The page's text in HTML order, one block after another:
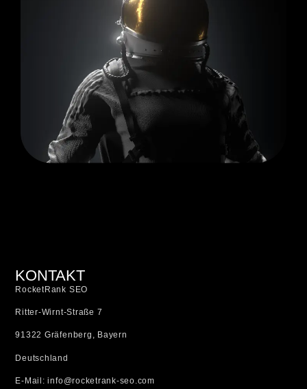
KONTAKT
RocketRank SEO
Ritter-Wirnt-Straße 7
91322 Gräfenberg, Bayern
Deutschland
E-Mail: info@rocketrank-seo.com